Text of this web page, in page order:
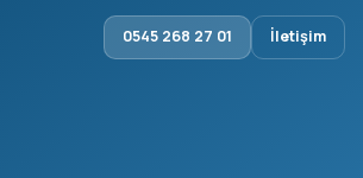
0545 268 27 01 İletişim